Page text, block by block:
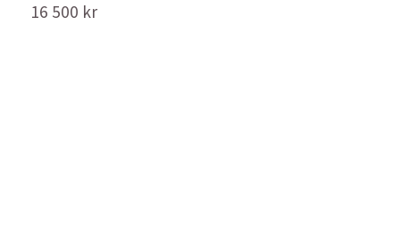
16 500 kr